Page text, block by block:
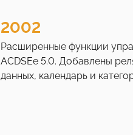
2002
Расширенные функции
ACDSEe 5.0. Добавлены
данных, календарь и